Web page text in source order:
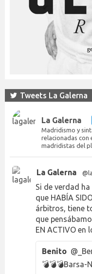
Tweets La Galerna
La Galerna
Madridismo y
relacionadas con
madridistas del
La Galerna
Si de verdad
que HABÍA
árbitros, tiene
que
EN ACTIVO en
Benito
💣💣💣Barsa-